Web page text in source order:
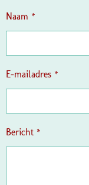
Naam *
E-mailadres *
Bericht *